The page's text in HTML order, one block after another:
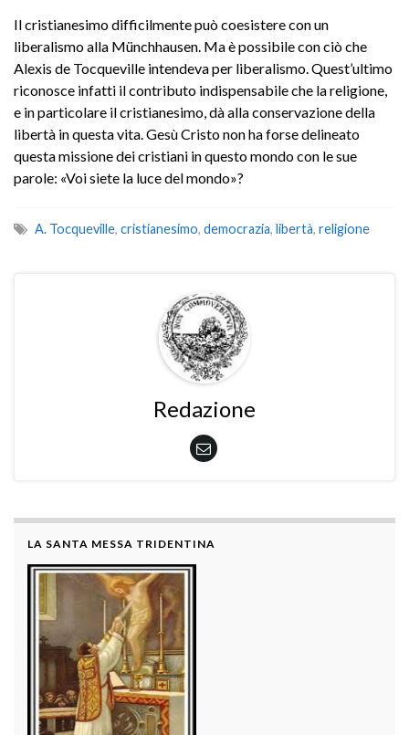
Il cristianesimo difficilmente può coesistere con un
liberalismo alla Münchhausen. Ma è possibile con ciò che
Alexis de Tocqueville intendeva per liberalismo. Quest’ultimo
riconosce infatti il contributo indispensabile che la religione,
e in particolare il cristianesimo, dà alla conservazione della
libertà in questa vita. Gesù Cristo non ha forse delineato
questa missione dei cristiani in questo mondo con le sue
parole: «Voi siete la luce del mondo»?
A. Tocqueville, cristianesimo, democrazia, libertà, religione
Redazione
LA SANTA MESSA TRIDENTINA